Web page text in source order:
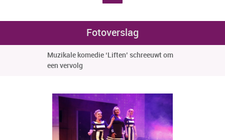
Fotoverslag
Muzikale komedie ‘Liften’ schreeuwt om
een vervolg